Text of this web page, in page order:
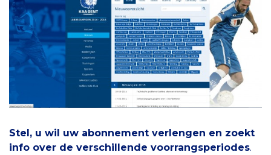
Stel, u wil uw abonnement verlengen en zoekt
info over de verschillende voorrangsperiodes.